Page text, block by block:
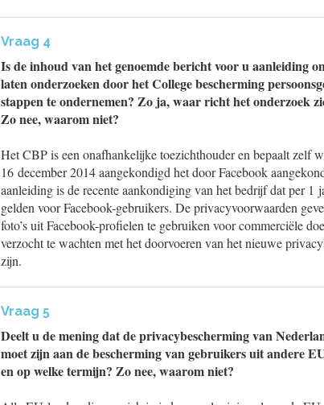
Vraag 4
Is de inhoud van het genoemde bericht voor u aanleiding
laten onderzoeken door het College bescherming
stappen te ondernemen? Zo ja, waar richt het onderzoek
Zo nee, waarom niet?
Het CBP is een onafhankelijke toezichthouder en bepaalt zelf
16 december 2014 aangekondigd het door Facebook
aanleiding is de recente aankondiging van het bedrijf dat per
gelden voor Facebook-gebruikers. De privacyvoorwaarden
foto’s uit Facebook-profielen te gebruiken voor commerciële
verzocht te wachten met het doorvoeren van het nieuwe
zijn.
Vraag 5
Deelt u de mening dat de privacybescherming van
moet zijn aan de bescherming van gebruikers uit andere
en op welke termijn? Zo nee, waarom niet?